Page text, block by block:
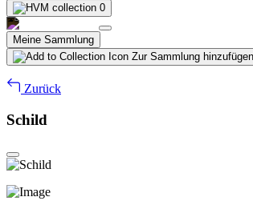
0
Meine Sammlung
Zur Sammlung hinzufügen
Zurück
Schild